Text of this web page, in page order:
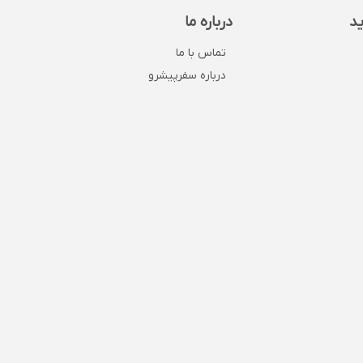
درباره ما
تماس با ما
درباره سفرپیشرو